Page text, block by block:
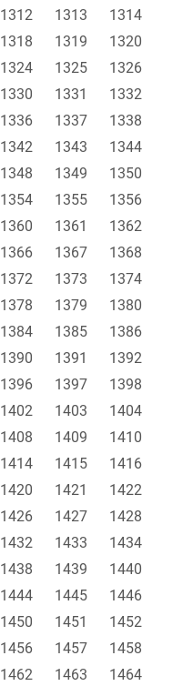
1312 1313
1314
1318 1319
1320
1324 1325
1326
1330 1331
1332
1336 1337
1338
1342 1343
1344
1348 1349
1350
1354 1355
1356
1360 1361
1362
1366 1367
1368
1372 1373
1374
1378 1379
1380
1384 1385
1386
1390 1391
1392
1396 1397
1398
1402 1403
1404
1408 1409
1410
1414 1415
1416
1420 1421
1422
1426 1427
1428
1432 1433
1434
1438 1439
1440
1444 1445
1446
1450 1451
1452
1456 1457
1458
1462 1463
1464